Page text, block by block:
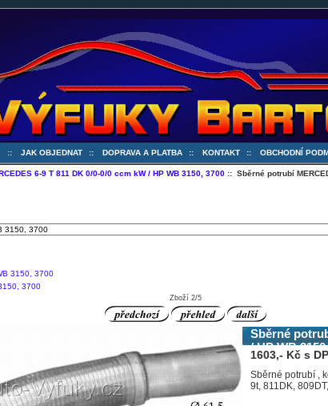
:: JAK OBJEDNAT :: DOPRAVA A PLATBA :: KONTAKT :: OBCHODNÍ
6-9 T 811 DK 0/0-0/0 ccm kW / HP WB 3150, 3700 :: Sběrné potrubí
3700
Zboží 2/5
Sběrné
/ HP WB
1603,- Kč s
Sběrné potrubí ,
9t, 811DK,